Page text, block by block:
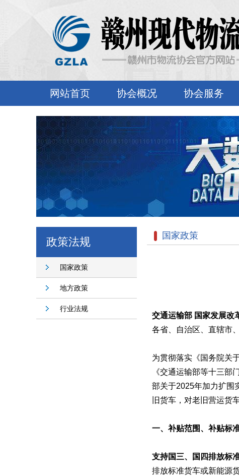
网站首页 协会概况 协会服务
政策法规
国家政策
地方政策
行业法规
国家政策
交通运输部 国家发展改
各省、自治区、直辖市
为贯彻落实《国务院关
《交通运输部等十三
部关于2025年加力扩围
旧货车，对老旧营运货
一、补贴范围、补贴标
支持国三、国四排放标
排放标准货车或新能源